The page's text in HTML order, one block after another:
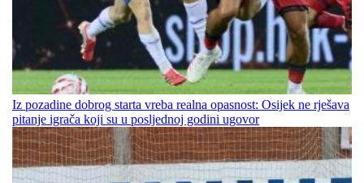
Iz pozadine dobrog starta vreba realna opasnost: Osijek ne rješava
pitanje igrača koji su u posljednoj godini ugovor